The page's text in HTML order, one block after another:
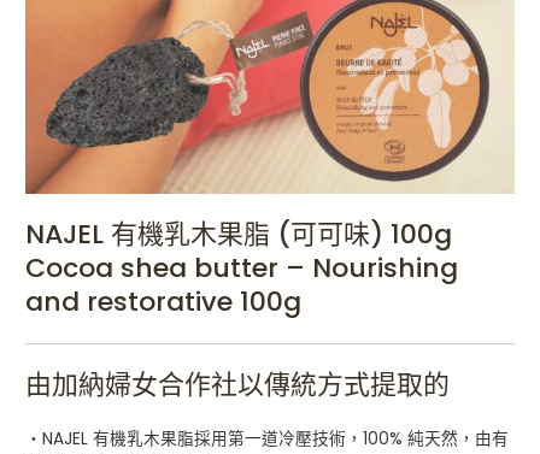
NAJEL 有機乳木果脂 (可可味) 100g
Cocoa shea butter – Nourishing
and restorative 100g
由加納婦女合作社以傳統方式提取的
・NAJEL 有機乳木果脂採用第一道冷壓技術，100% 純天然，由有